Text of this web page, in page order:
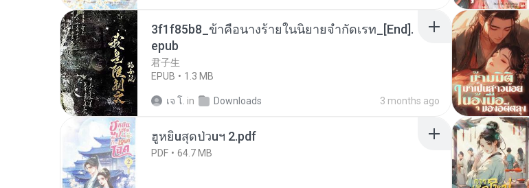
3f1f85b8_ข้าคือนางร้ายในนิยายจำกัดเรท_[End].
epub
君子生
EPUB
1.3 MB
เจ โ. in Downloads 3 months ago
ฮูหยิuสุดป่วuฯ 2.pdf
PDF 64.7 MB